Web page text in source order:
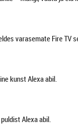
varasemate Fire TV
kunst Alexa abil.
Alexa abil.